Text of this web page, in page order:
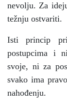
nevolju. Za
težnju ostvariti.
Isti princip
postupcima i
svoje, ni za
svako ima
nahođenju.